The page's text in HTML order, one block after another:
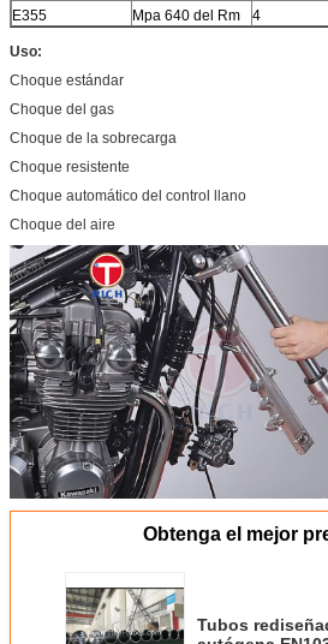
E355
Mpa 640 del Rm 4
Uso:
Choque estándar
Choque del gas
Choque de la sobrecarga
Choque resistente
Choque automático del control llano
Choque del aire
Obtenga el mejor
Tubos